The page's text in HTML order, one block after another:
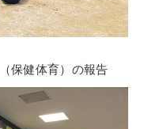
保健体育）の報告